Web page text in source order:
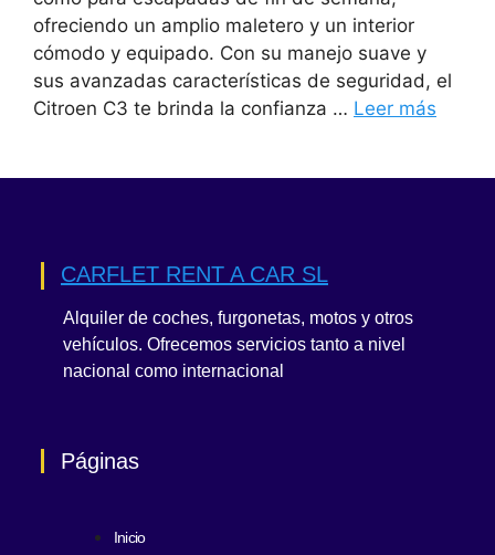
ofreciendo un amplio maletero y un interior
cómodo y equipado. Con su manejo suave y
sus avanzadas características de seguridad, el
Citroen C3 te brinda la confianza … Leer más
CARFLET RENT A CAR SL
Alquiler de coches, furgonetas, motos y otros
vehículos. Ofrecemos servicios tanto a nivel
nacional como internacional
Páginas
Inicio